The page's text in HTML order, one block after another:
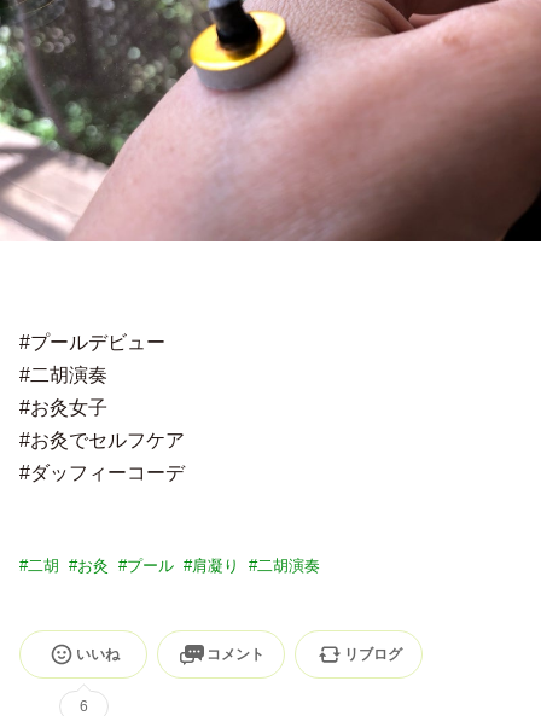
#プールデビュー
#二胡演奏
#お灸女子
#お灸でセルフケア
#ダッフィーコーデ
#二胡 #お灸 #プール #肩凝り #二胡演奏
いいね
6
コメント リブログ